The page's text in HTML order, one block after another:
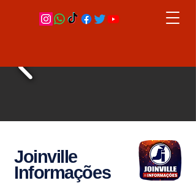
Joinville
Informações